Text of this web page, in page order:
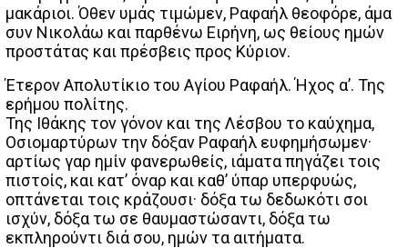
μακάριοι. Όθεν υμάς τιμώμεν, Ραφαήλ θεοφόρε, άμα
συν Νικολάω και παρθένω Ειρήνη, ως θείους ημών
προστάτας και πρέσβεις προς Κύριον.
Έτερον Απολυτίκιο του Αγίου Ραφαήλ. Ήχος α’. Της
ερήμου πολίτης.
Της Ιθάκης τον γόνον και της Λέσβου το καύχημα,
Οσιομαρτύρων την δόξαν Ραφαήλ ευφημήσωμεν·
αρτίως γαρ ημίν φανερωθείς, ιάματα πηγάζει τοις
πιστοίς, και κατ’ όναρ και καθ’ ύπαρ υπερφυώς,
οπτάνεται τοις κράζουσι· δόξα τω δεδωκότι σοι
ισχύν, δόξα τω σε θαυμαστώσαντι, δόξα τω
εκπληρούντι διά σου, ημών τα αιτήματα.